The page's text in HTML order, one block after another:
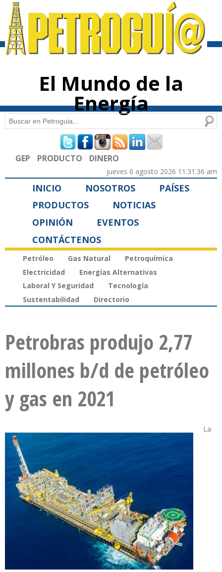
contenido
El Mundo de la
Energía
Formulario de búsqueda
Buscar
GEP PRODUCTO DINERO
jueves 6 agosto 2026 11:31:36 am
INICIO NOSOTROS
PAÍSES
PRODUCTOS
NOTICIAS
OPINIÓN
EVENTOS
CONTÁCTENOS
Petróleo Gas Natural
Petroquímica
Electricidad
Energías Alternativas
Laboral Y Seguridad
Tecnología
Sustentabilidad
Directorio
Petrobras produjo 2,77
millones b/d de petróleo
y gas en 2021
La